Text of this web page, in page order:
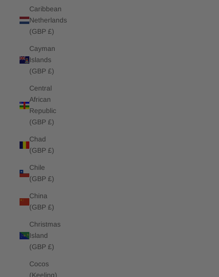
Caribbean
Netherlands
(GBP £)
Cayman
Islands
(GBP £)
Central
African
Republic
(GBP £)
Chad
(GBP £)
Chile
(GBP £)
China
(GBP £)
Christmas
Island
(GBP £)
Cocos
(Keeling)